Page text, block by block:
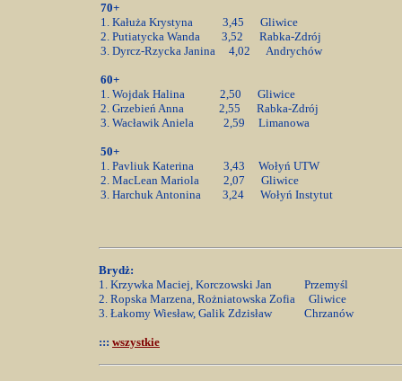
70+
1. Kałuża Krystyna 3,45 Gliwice
2. Putiatycka Wanda 3,52 Rabka-Zdrój
3. Dyrcz-Rzycka Janina 4,02 Andrychów
60+
1. Wojdak Halina 2,50 Gliwice
2. Grzebień Anna 2,55 Rabka-Zdrój
3. Wacławik Aniela 2,59 Limanowa
50+
1. Pavliuk Katerina 3,43 Wołyń UTW
2. MacLean Mariola 2,07 Gliwice
3. Harchuk Antonina 3,24 Wołyń Instytut
Brydż:
1. Krzywka Maciej, Korczowski Jan Przemyśl
2. Ropska Marzena, Rożniatowska Zofia Gliwice
3. Łakomy Wiesław, Galik Zdzisław Chrzanów
::: wszystkie